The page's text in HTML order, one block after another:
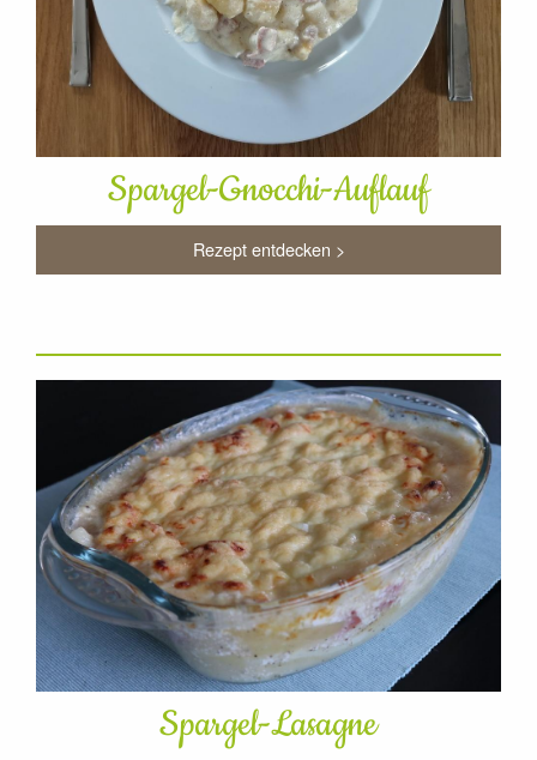
Spargel-Gnocchi-Auflauf
Rezept entdecken >
Spargel-Lasagne